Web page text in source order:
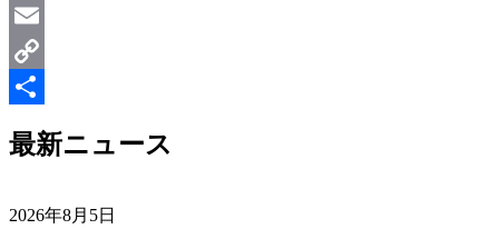
最新ニュース
2026年8月5日